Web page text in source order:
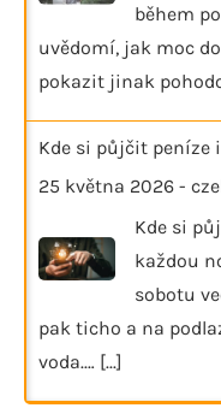
během
uvědomí, jak moc
pokazit jinak
Kde si půjčit peníze
25 května 2026 -
Kde si
každou
sobotu
pak ticho a na
voda.… [...]